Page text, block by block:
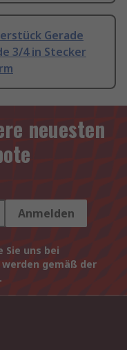
Gerade
3/4 in Stecker
neuesten
Anmelden
Sie uns bei
gemäß der